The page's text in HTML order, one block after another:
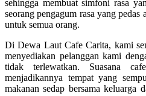
sehingga membuat simfoni rasa
seorang pengagum rasa yang pedas
untuk semua orang.
Di Dewa Laut Cafe Carita, kami
menyediakan pelanggan kami
tidak terlewatkan. Suasana
menjadikannya tempat yang
makanan sedap bersama keluarga